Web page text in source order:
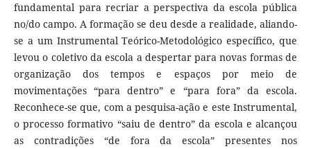
fundamental para recriar a perspectiva da escola pública
no/do campo. A formação se deu desde a realidade, aliando-
se a um Instrumental Teórico-Metodológico específico, que
levou o coletivo da escola a despertar para novas formas de
organização dos tempos e espaços por meio de
movimentações “para dentro” e “para fora” da escola.
Reconhece-se que, com a pesquisa-ação e este Instrumental,
o processo formativo “saiu de dentro” da escola e alcançou
as contradições “de fora da escola” presentes nos